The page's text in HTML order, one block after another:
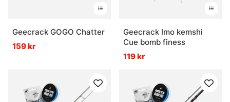
Geecrack GOGO Chatter
159 kr
Geecrack Imo kemshi
Cue bomb finess
119 kr